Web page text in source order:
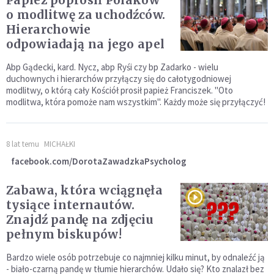
o modlitwę za uchodźców.
Hierarchowie
odpowiadają na jego apel
Abp Gądecki, kard. Nycz, abp Ryśi czy bp Zadarko - wielu
duchownych i hierarchów przyłączy się do całotygodniowej
modlitwy, o którą cały Kościół prosił papież Franciszek. "Oto
modlitwa, która pomoże nam wszystkim". Każdy może się przyłączyć!
8 lat temu MICHAŁKI
facebook.com/DorotaZawadzkaPsycholog
Zabawa, która wciągnęła
tysiące internautów.
Znajdź pandę na zdjęciu
pełnym biskupów!
Bardzo wiele osób potrzebuje co najmniej kilku minut, by odnaleźć ją
- biało-czarną pandę w tłumie hierarchów. Udało się? Kto znalazł bez